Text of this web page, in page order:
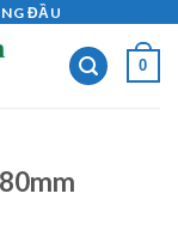
ĐẦU
0